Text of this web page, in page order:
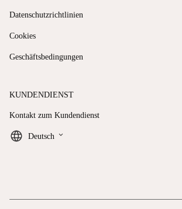
Datenschutzrichtlinien
Cookies
Geschäftsbedingungen
KUNDENDIENST
Kontakt zum Kundendienst
Deutsch keyboard_arrow_down